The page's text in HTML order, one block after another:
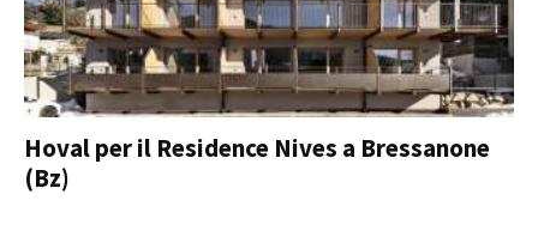
Hoval per il Residence Nives a Bressanone
(Bz)